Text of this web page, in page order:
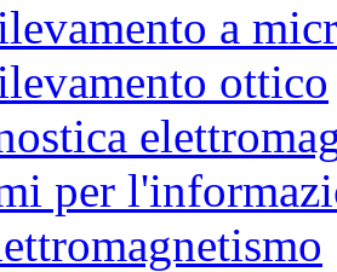
a
ottico
per